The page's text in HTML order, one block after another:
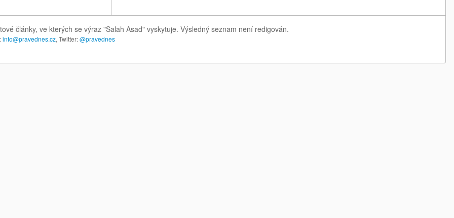
články, ve kterých se výraz "Salah Asad" vyskytuje. Výsledný seznam není redigován.
info@pravednes.cz, Twitter:@pravednes